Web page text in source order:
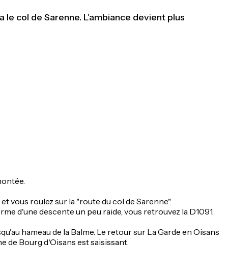
le col de Sarenne. L'ambiance devient plus
vous roulez sur la "route du col de Sarenne".
d'une descente un peu raide, vous retrouvez la D1091.
hameau de la Balme. Le retour sur La Garde en Oisans
de Bourg d'Oisans est saisissant.